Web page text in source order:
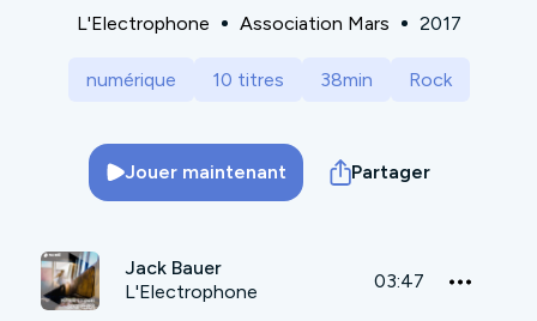
L'Electrophone Association Mars 2017
numérique 10 titres 38min Rock
Jouer maintenant Partager
Jack Bauer
L'Electrophone
03:47